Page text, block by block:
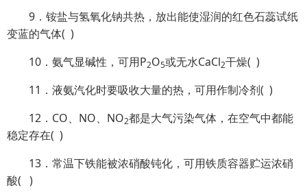
9．铵盐与氢氧化钠共热，放出能使湿润的红色石蕊试纸
变蓝的气体( )
10．氨气显碱性，可用P2O5或无水CaCl2干燥( )
11．液氨汽化时要吸收大量的热，可用作制冷剂( )
12．CO、NO、NO2都是大气污染气体，在空气中都能
稳定存在( )
13．常温下铁能被浓硝酸钝化，可用铁质容器贮运浓硝
酸( )